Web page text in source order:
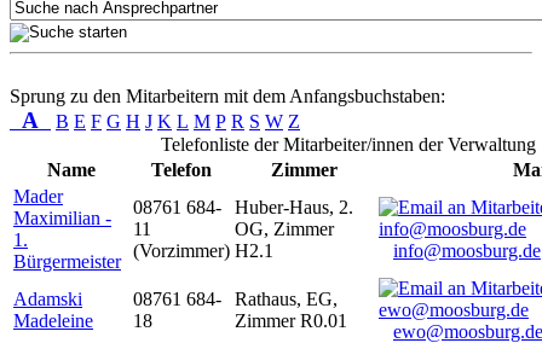
Sprung zu den Mitarbeitern mit dem Anfangsbuchstaben:
A B E F G H J K L M P R S W Z
Telefonliste der Mitarbeiter/innen der Verwaltung
Name
Telefon Zimmer
Mader
Maximilian -
1.
Bürgermeister
08761 684-
11
(Vorzimmer)
Huber-Haus, 2.
OG, Zimmer
H2.1
info@moosburg.de
Adamski
Madeleine
08761 684-
18
Rathaus, EG,
Zimmer R0.01
ewo@moosburg.de